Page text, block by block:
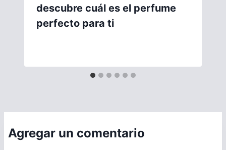
descubre cuál es el perfume
perfecto para ti
Agregar un comentario